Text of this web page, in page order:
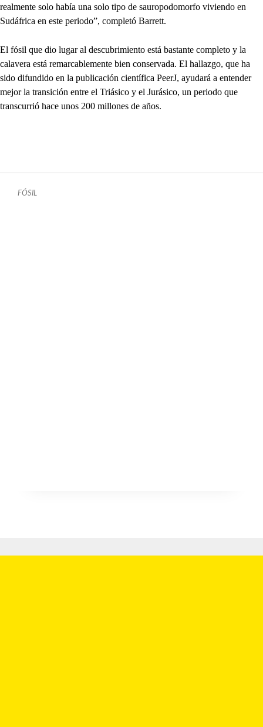
realmente solo había una solo tipo de sauropodomorfo viviendo en
Sudáfrica en este periodo”, completó Barrett.
El fósil que dio lugar al descubrimiento está bastante completo y la
calavera está remarcablemente bien conservada. El hallazgo, que ha
sido difundido en la publicación científica PeerJ, ayudará a entender
mejor la transición entre el Triásico y el Jurásico, un periodo que
transcurrió hace unos 200 millones de años.
FÓSIL